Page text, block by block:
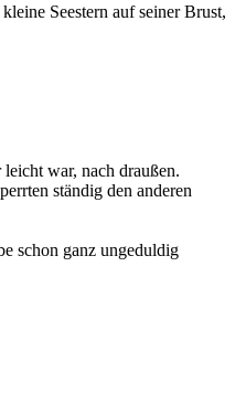
Seestern auf seiner Brust,
war, nach draußen.
ständig den anderen
schon ganz ungeduldig